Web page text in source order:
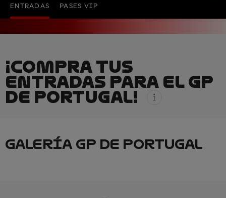
ENTRADAS PASES VIP
¡COMPRA TUS
ENTRADAS PARA EL GP
DE PORTUGAL!
GALERÍA GP DE PORTUGAL